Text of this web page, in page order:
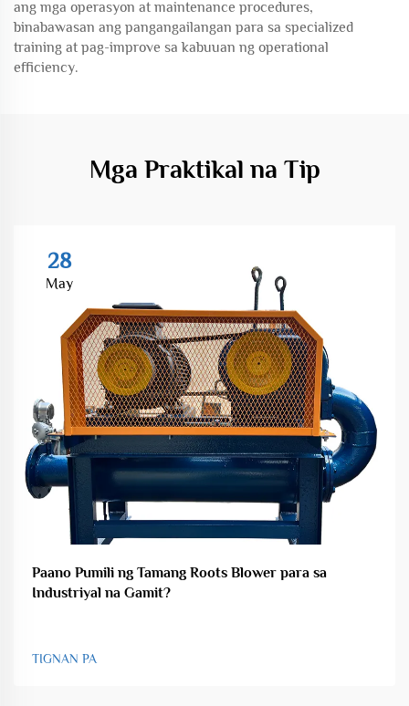
ang mga operasyon at maintenance procedures,
binabawasan ang pangangailangan para sa specialized
training at pag-improve sa kabuuan ng operational
efficiency.
Mga Praktikal na Tip
28
May
Paano Pumili ng Tamang Roots Blower para sa
Industriyal na Gamit?
TIGNAN PA